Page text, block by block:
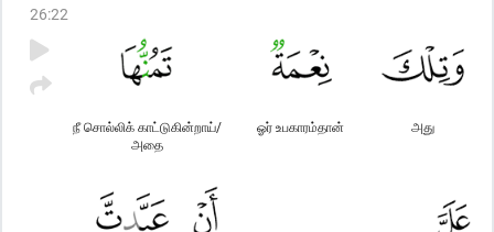
26:22
அது
ஓர் உபகாரம்தான்
நீ சொல்லிக் காட்டுகின்றாய்/
அதை